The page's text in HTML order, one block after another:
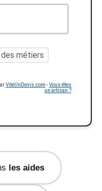
métiers
ViteUnDevis.com -Vous êtes
un artisan ?
les aides